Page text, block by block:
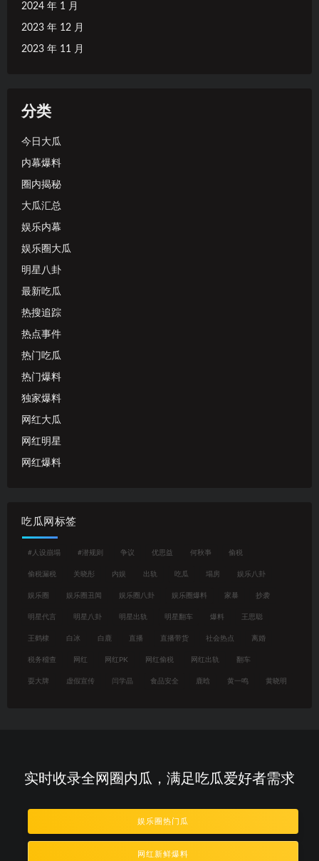
2024 年 1 月
2023 年 12 月
2023 年 11 月
分类
今日大瓜
内幕爆料
圈内揭秘
大瓜汇总
娱乐内幕
娱乐圈大瓜
明星八卦
最新吃瓜
热搜追踪
热点事件
热门吃瓜
热门爆料
独家爆料
网红大瓜
网红明星
网红爆料
吃瓜网标签
#人设崩塌 #潜规则 争议 优思益 何秋亊 偷税
偷税漏税 关晓彤 内娱 出轨 吃瓜 塌房 娱乐八卦
娱乐圈 娱乐圈丑闻 娱乐圈八卦 娱乐圈爆料 家暴 抄袭
明星代言 明星八卦 明星出轨 明星翻车 爆料 王思聪
王鹤棣 白冰 白鹿 直播 直播带货 社会热点 离婚
税务稽查 网红 网红PK 网红偷税 网红出轨 翻车
耍大牌 虚假宣传 闫学晶 食品安全 鹿晗 黄一鸣 黄晓明
实时收录全网圈内瓜，满足吃瓜爱好者需求
娱乐圈热门瓜
网红新鲜爆料